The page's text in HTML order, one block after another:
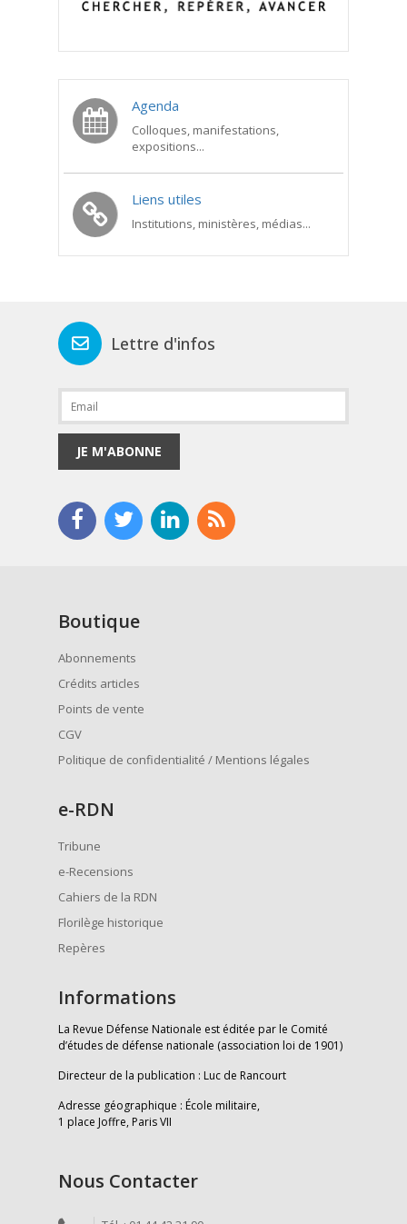
Agenda
Colloques, manifestations,
expositions...
Liens utiles
Institutions, ministères, médias...
Lettre d'infos
JE M'ABONNE
Boutique
Abonnements
Crédits articles
Points de vente
CGV
Politique de confidentialité / Mentions légales
e-RDN
Tribune
e-Recensions
Cahiers de la RDN
Florilège historique
Repères
Informations
La Revue Défense Nationale est éditée par le Comité
d’études de défense nationale (association loi de 1901)
Directeur de la publication : Luc de Rancourt
Adresse géographique : École militaire,
1 place Joffre, Paris VII
Nous Contacter